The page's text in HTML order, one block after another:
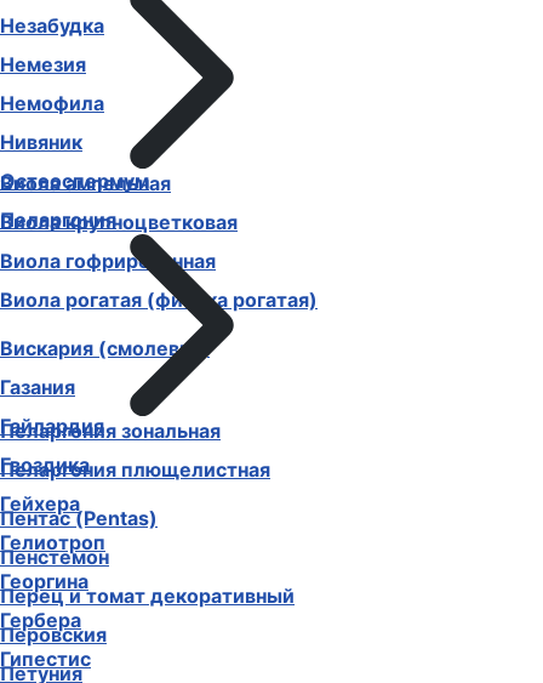
Виола ампельная
Виола крупноцветковая
Виола гофрированная
Виола рогатая (фиалка рогатая)
Вискария (смолевка)
Газания
Гайлардия
Гвоздика
Гейхера
Гелиотроп
Георгина
Гербера
Гипестис
Незабудка
Немезия
Немофила
Нивяник
Остеоспермум
Пеларгония
Пеларгония зональная
Пеларгония плющелистная
Пентас (Pentas)
Пенстемон
Перец и томат декоративный
Перовския
Петуния